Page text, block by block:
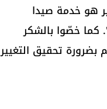
هو خدمة صيدا
كما خصّوا بالشكر
بضرورة تحقيق التغيير